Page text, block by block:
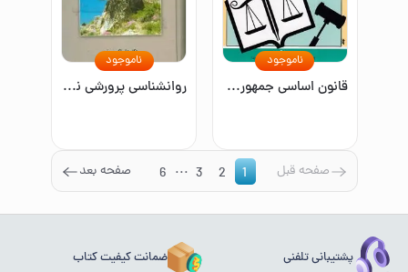
قانون اساسی جمهوری اسلامی ایران: قانون اساسی مصوب 1358، اصلاحات و تغییرات و تتمیم قانون اساسی مصوب 1368
ناموجود
روانشناسی پرورشی نوین
ناموجود
صفحه قبل 1
2
3
...
6 صفحه بعد
پشتیبانی تلفنی ضمانت کیفیت کتاب